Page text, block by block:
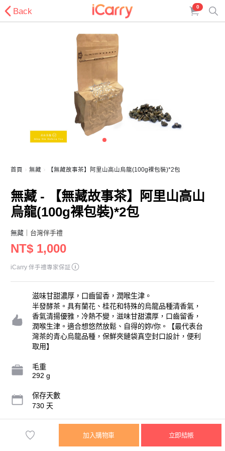
Back 0
首頁 無藏 【無藏故事茶】阿里山高山烏龍(100g裸包裝)*2包
無藏 - 【無藏故事茶】阿里山高山
烏龍(100g裸包裝)*2包
無藏 ｜台灣伴手禮
NT$ 1,000
iCarry 伴手禮專家保証
滋味甘甜濃厚，口齒留香，潤喉生津。
半發酵茶。具有蘭花、桂花和特殊的烏龍品種清香氣，
香氣清揚優雅，冷熱不變，滋味甘甜濃厚，口齒留香，
潤喉生津。適合想悠然放鬆、自得的妳/你。【最代表台
灣茶的青心烏龍品種，保鮮夾鏈袋真空封口設計，便利
取用】
毛重
292 g
保存天數
730 天
內容物規格
100g/包，2包/組加入購物車 立即結帳